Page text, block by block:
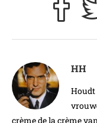
HH
Houdt
crème de la crème